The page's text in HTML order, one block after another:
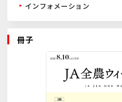
インフォメーション
冊子